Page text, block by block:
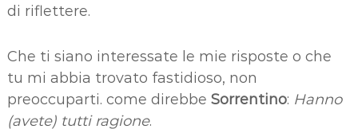
di riflettere.
Che ti siano interessate le mie risposte o che
tu mi abbia trovato fastidioso, non
preoccuparti. come direbbe Sorrentino: Hanno
(avete) tutti ragione.